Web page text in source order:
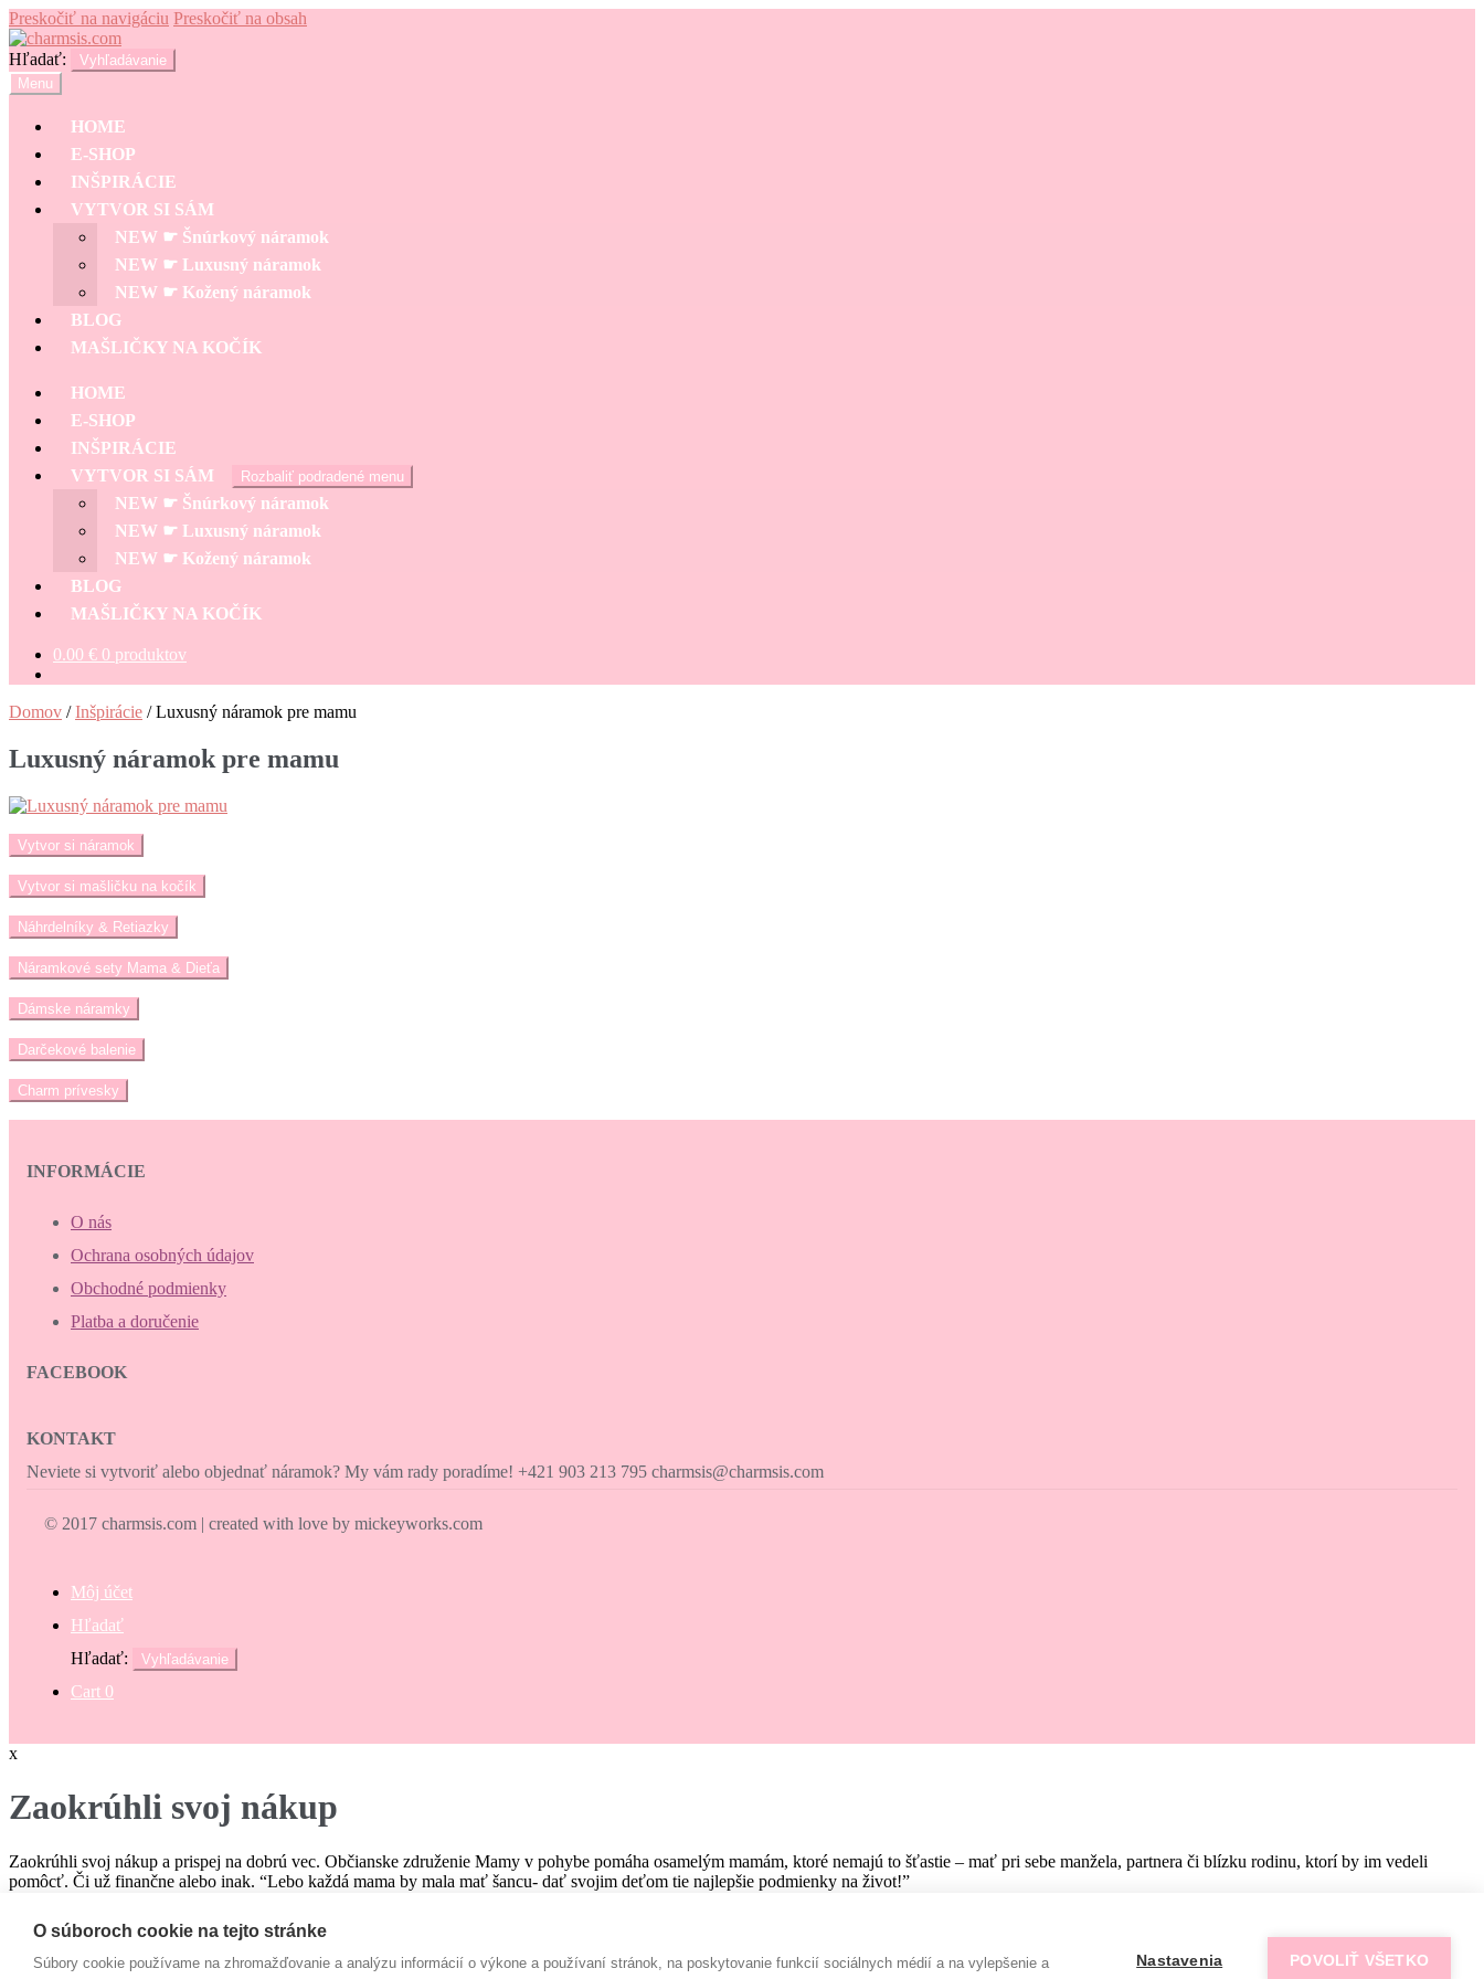
Preskočiť na navigáciu Preskočiť na obsah
Hľadať:
Vyhľadávanie
Menu
HOME
E-SHOP
INŠPIRÁCIE
VYTVOR SI SÁM
NEW ☛ Šnúrkový náramok
NEW ☛ Luxusný náramok
NEW ☛ Kožený náramok
BLOG
MAŠLIČKY NA KOČÍK
HOME
E-SHOP
INŠPIRÁCIE
VYTVOR SI SÁM
Rozbaliť podradené menu
NEW ☛ Šnúrkový náramok
NEW ☛ Luxusný náramok
NEW ☛ Kožený náramok
BLOG
MAŠLIČKY NA KOČÍK
0.00 € 0 produktov
Domov /Inšpirácie /Luxusný náramok pre mamu
Luxusný náramok pre mamu
Vytvor si náramok
Vytvor si mašličku na kočík
Náhrdelníky & Retiazky
Náramkové sety Mama & Dieťa
Dámske náramky
Darčekové balenie
Charm prívesky
INFORMÁCIE
O nás
Ochrana osobných údajov
Obchodné podmienky
Platba a doručenie
FACEBOOK
KONTAKT
Neviete si vytvoriť alebo objednať náramok? My vám rady poradíme! +421 903 213 795 charmsis@charmsis.com
© 2017 charmsis.com | created with love by mickeyworks.com
Môj účet
Hľadať
Hľadať:
Vyhľadávanie
Cart 0
x
Zaokrúhli svoj nákup
Zaokrúhli svoj nákup a prispej na dobrú vec. Občianske združenie Mamy v pohybe pomáha osamelým mamám, ktoré nemajú to šťastie – mať pri sebe manžela, partnera či blízku rodinu, ktorí by im vedeli
pomôcť. Či už finančne alebo inak. “Lebo každá mama by mala mať šancu- dať svojim deťom tie najlepšie podmienky na život!”
Campaign
Rada prispejem :-)
O súboroch cookie na tejto stránke
Súbory cookie používame na zhromažďovanie a analýzu informácií o výkone a používaní stránok, na poskytovanie funkcií sociálnych médií a na vylepšenie a Nastavenia POVOLIŤ VŠETKO